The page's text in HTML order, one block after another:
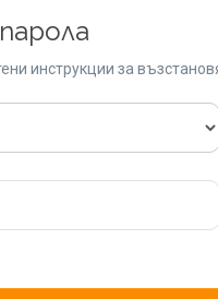
инструкции за